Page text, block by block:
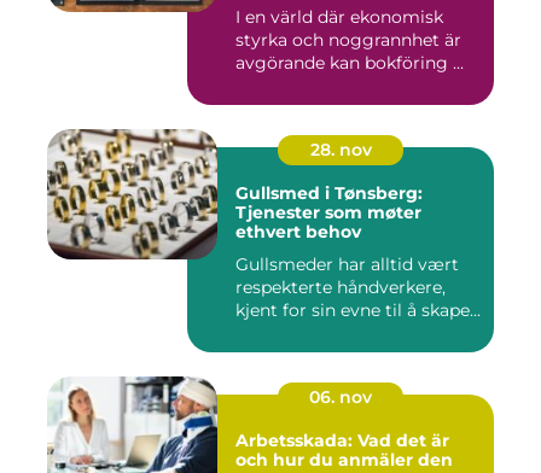
I en värld där ekonomisk
styrka och noggrannhet är
avgörande kan bokföring ...
28. nov
Gullsmed i Tønsberg:
Tjenester som møter
ethvert behov
Gullsmeder har alltid vært
respekterte håndverkere,
kjent for sin evne til å skape...
06. nov
Arbetsskada: Vad det är
och hur du anmäler den